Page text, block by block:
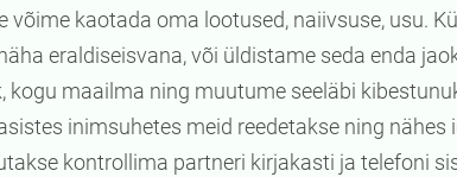
võime kaotada oma lootused, naiivsuse, usu.
eraldiseisvana, või üldistame seda enda
kogu maailma ning muutume seeläbi
inimsuhetes meid reedetakse ning nähes
kontrollima partneri kirjakasti ja telefoni